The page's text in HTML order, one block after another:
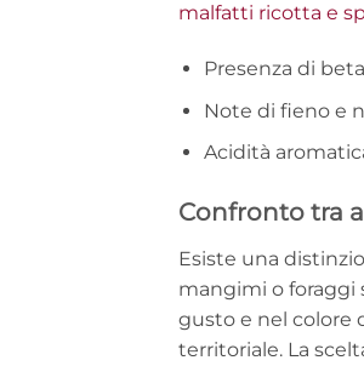
malfatti ricotta e
Presenza di
Note di fieno e
Acidità
Confronto tra
Esiste una
mangimi o foraggi
gusto e nel colore
territoriale. La